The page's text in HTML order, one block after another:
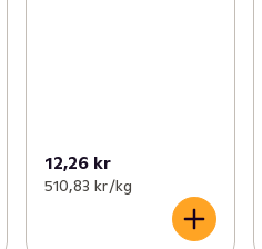
12,26 kr
510,83 kr /kg